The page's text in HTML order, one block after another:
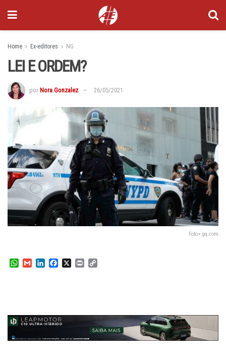
Home Ex-editores NG
LEI E ORDEM?
por Nora Gonzalez 26/05/2021
Foto> gq.com
W
p
p
G
I
n
o
k
X
P
n
k